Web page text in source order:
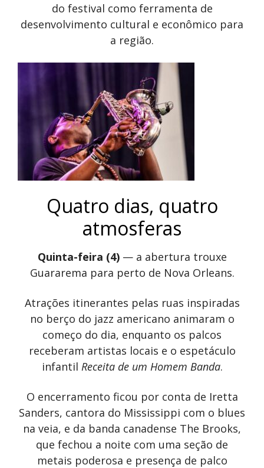
do festival como ferramenta de
desenvolvimento cultural e econômico para
a região.
Quatro dias, quatro
atmosferas
Quinta-feira (4)— a abertura trouxe
Guararema para perto de Nova Orleans.
Atrações itinerantes pelas ruas inspiradas
no berço do jazz americano animaram o
começo do dia, enquanto os palcos
receberam artistas locais e o espetáculo
infantil Receita de um Homem Banda.
O encerramento ficou por conta de Iretta
Sanders, cantora do Mississippi com o blues
na veia, e da banda canadense The Brooks,
que fechou a noite com uma seção de
metais poderosa e presença de palco